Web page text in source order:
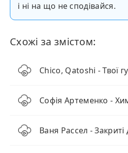
і ні на що не сподівайся.
Схожі за змістом:
Chico, Qatoshi - Твої
Софія Артеменко -
Ваня Рассел - Закриті